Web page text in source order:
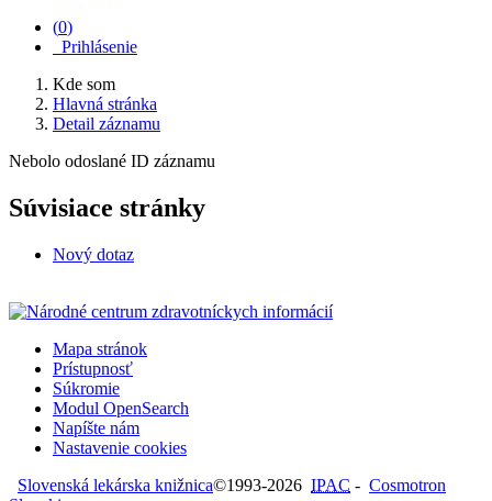
(0)
Prihlásenie
Kde som
Hlavná stránka
Detail záznamu
Nebolo odoslané ID záznamu
Súvisiace stránky
Nový dotaz
Mapa stránok
Prístupnosť
Súkromie
Modul OpenSearch
Napíšte nám
Nastavenie cookies
Slovenská lekárska knižnica©1993-2026 IPAC - Cosmotron